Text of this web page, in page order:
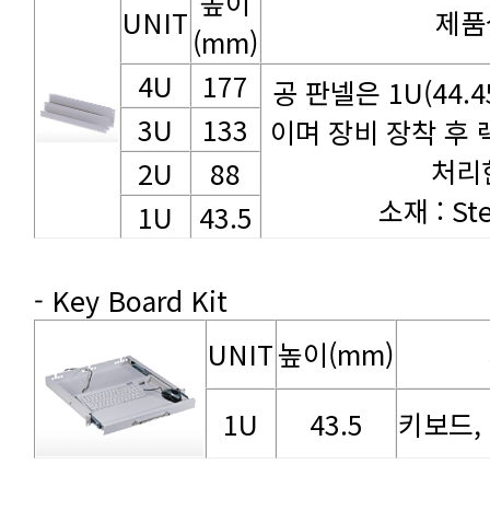
UNIT(mm)
제
4U
177
처
소재 :
3U
133
2U
88
1U
43.5
- Key Board Kit
UNIT높이(mm)
1U
43.5 키보드